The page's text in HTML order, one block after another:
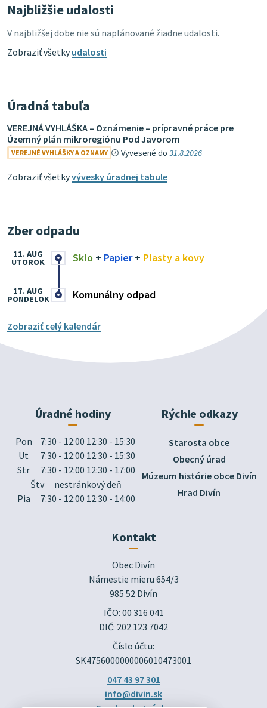
Najbližšie udalosti
V najbližšej dobe nie sú naplánované žiadne udalosti.
Zobraziť všetkyudalosti
Úradná tabuľa
VEREJNÁ VYHLÁŠKA – Oznámenie – prípravné práce pre
Územný plán mikroregiónu Pod Javorom
VEREJNÉ VYHLÁŠKY A OZNAMY Vyvesené do31.8.2026
Zobraziť všetkyvývesky úradnej tabule
Zber odpadu
Sklo + Papier+ Plasty a kovy
11. AUG
UTOROK
Komunálny odpad
17. AUG
PONDELOK
Zobraziť celý kalendár
Úradné hodiny
Pon
7:30 - 12:00 12:30 - 15:30
Ut
7:30 - 12:00 12:30 - 15:30
Str
7:30 - 12:00 12:30 - 17:00
Štv
nestránkový deň
Pia
7:30 - 12:00 12:30 - 14:00
Rýchle odkazy
Starosta obce
Obecný úrad
Múzeum histórie obce Divín
Hrad Divín
Kontakt
Obec Divín
Námestie mieru 654/3
985 52 Divín
IČO: 00 316 041
DIČ: 202 123 7042
Číslo účtu:
SK4756000000006010473001
047 43 97 301
info@divin.sk